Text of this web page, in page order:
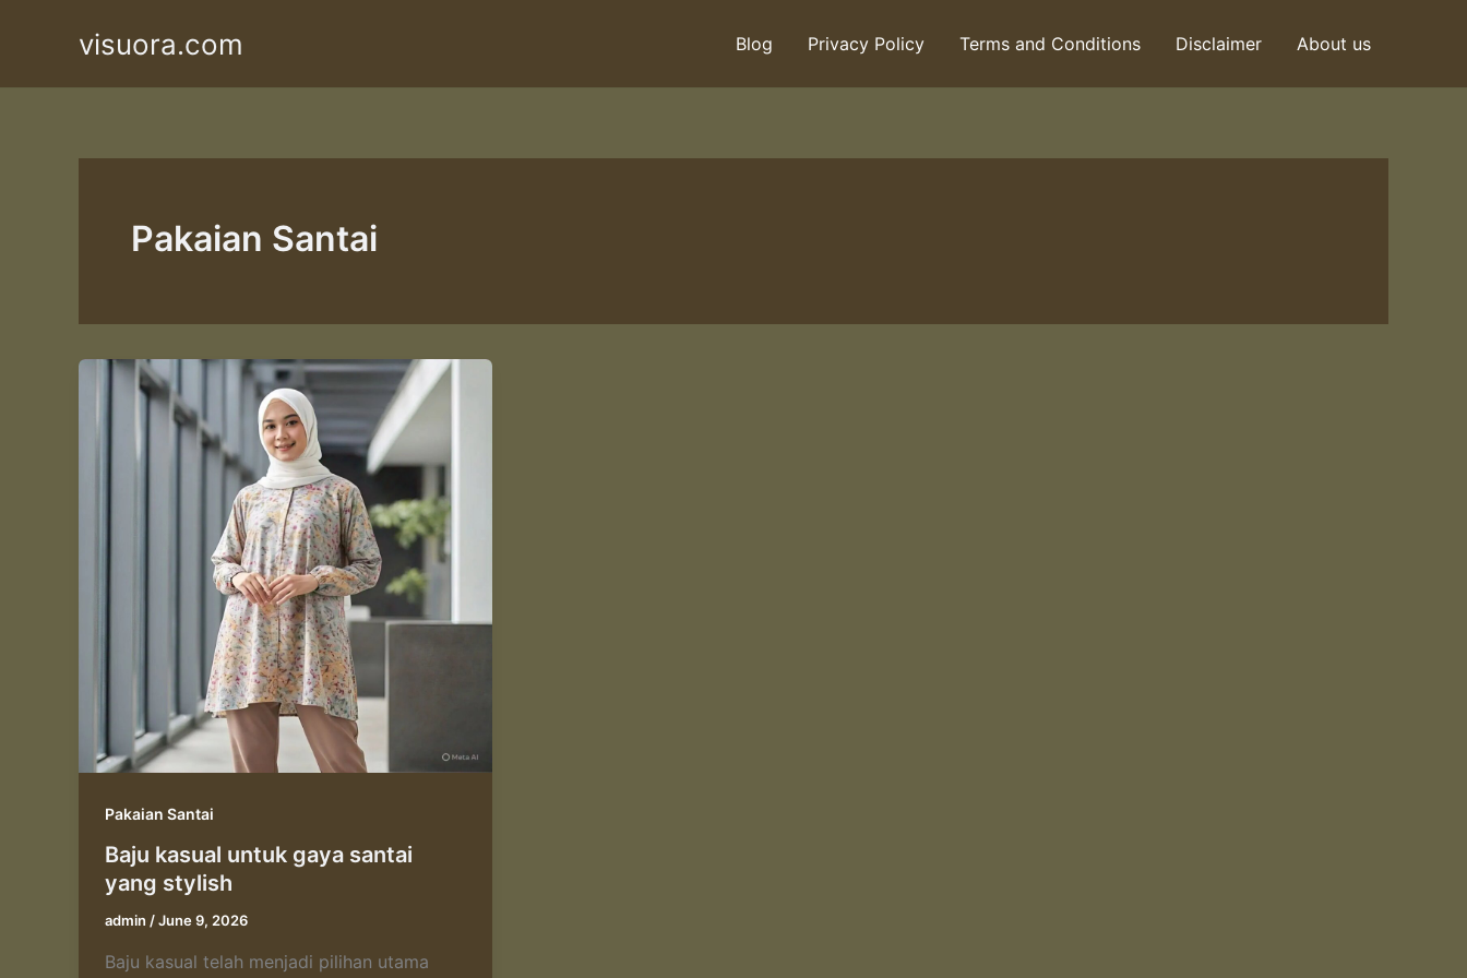
visuora.com Blog Privacy Policy Terms and Conditions Disclaimer About us
Pakaian Santai
Pakaian Santai
Baju kasual untuk gaya santai
yang stylish
admin /June 9, 2026
Baju kasual telah menjadi pilihan utama